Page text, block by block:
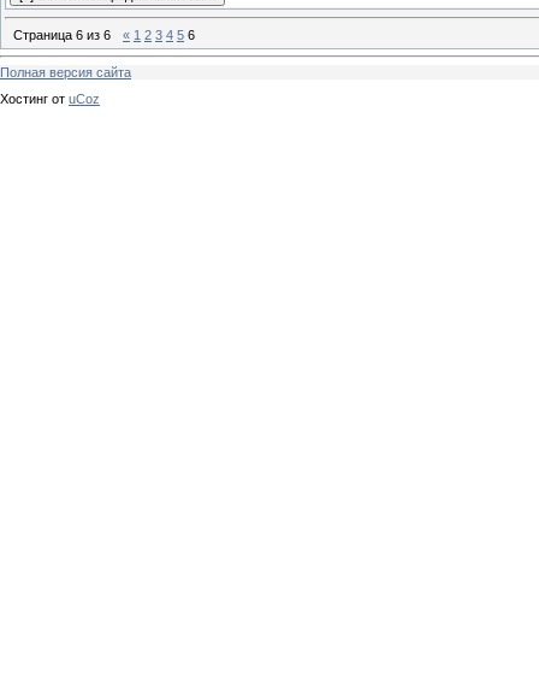
Страница 6 из 6 « 1 2 3 4 5 6
Полная версия сайта
Хостинг от uCoz